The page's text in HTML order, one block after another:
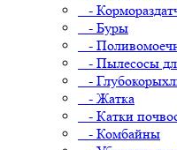
-
- Буры
-
- Пылесосы
-
- Жатка
- Катки
- Комбайны